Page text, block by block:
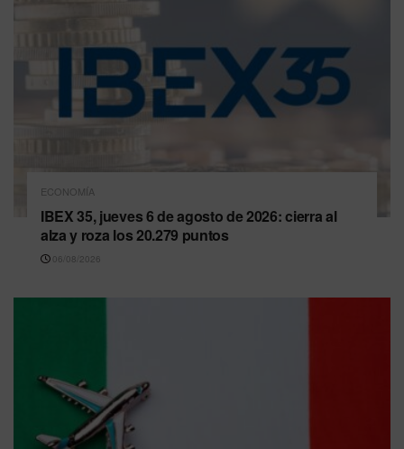
ECONOMÍA
IBEX 35, jueves 6 de agosto de 2026: cierra al
alza y roza los 20.279 puntos
06/08/2026